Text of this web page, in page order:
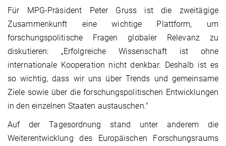
Für MPG-Präsident Peter Gruss ist die zweitägige
Zusammenkunft eine wichtige Plattform, um
forschungspolitische Fragen globaler Relevanz zu
diskutieren: „Erfolgreiche Wissenschaft ist ohne
internationale Kooperation nicht denkbar. Deshalb ist es
so wichtig, dass wir uns über Trends und gemeinsame
Ziele sowie über die forschungspolitischen Entwicklungen
in den einzelnen Staaten austauschen."
Auf der Tagesordnung stand unter anderem die
Weiterentwicklung des Europäischen Forschungsraums